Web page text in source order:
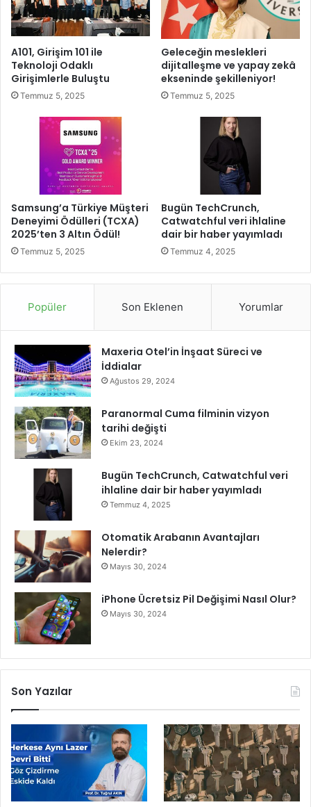
K
e
i
n
i
m
g
z
e
A101, Girişim 101 ile
Teknoloji Odaklı
Girişimlerle Buluştu
Temmuz 5, 2025
Geleceğin meslekleri
dijitalleşme ve yapay zekâ
ekseninde şekilleniyor!
Temmuz 5, 2025
Samsung’a Türkiye Müşteri
Deneyimi Ödülleri (TCXA)
2025’ten 3 Altın Ödül!
Temmuz 5, 2025
Bugün TechCrunch,
Catwatchful veri ihlaline
dair bir haber yayımladı
Temmuz 4, 2025
Popüler Son Eklenen Yorumlar
Maxeria Otel’in İnşaat Süreci ve
İddialar
Ağustos 29, 2024
Paranormal Cuma filminin vizyon
tarihi değişti
Ekim 23, 2024
Bugün TechCrunch, Catwatchful veri
ihlaline dair bir haber yayımladı
Temmuz 4, 2025
Otomatik Arabanın Avantajları
Nelerdir?
Mayıs 30, 2024
iPhone Ücretsiz Pil Değişimi Nasıl Olur?
Mayıs 30, 2024
Son Yazılar